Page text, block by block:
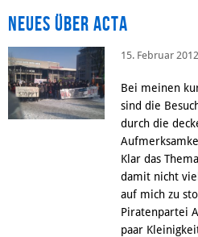
Facebook
Neues über ACTA
15. Februar 2012
Bei meinen
sind die
durch die
Klar das
damit nicht
auf mich zu
Piratenpartei
paar